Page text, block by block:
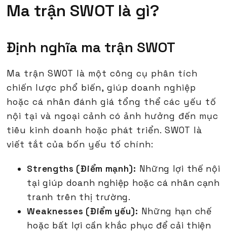
Ma trận SWOT là gì?
Định nghĩa ma trận SWOT
Ma trận SWOT là một công cụ phân tích
chiến lược phổ biến, giúp doanh nghiệp
hoặc cá nhân đánh giá tổng thể các yếu tố
nội tại và ngoại cảnh có ảnh hưởng đến mục
tiêu kinh doanh hoặc phát triển. SWOT là
viết tắt của bốn yếu tố chính:
Strengths (Điểm mạnh): Những lợi thế nội
tại giúp doanh nghiệp hoặc cá nhân cạnh
tranh trên thị trường.
Weaknesses (Điểm yếu): Những hạn chế
hoặc bất lợi cần khắc phục để cải thiện